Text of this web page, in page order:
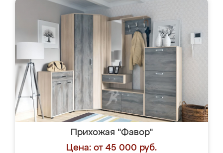
Прихожая "Фавор"
Цена: от 45 000 руб.